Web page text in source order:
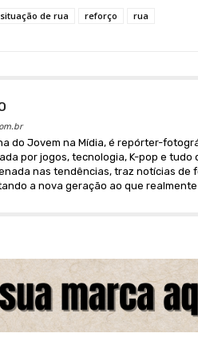
de rua reforço rua
do Jovem na Mídia, é repórter-
por jogos, tecnologia, K-pop e tudo
nas tendências, traz notícias de
a nova geração ao que